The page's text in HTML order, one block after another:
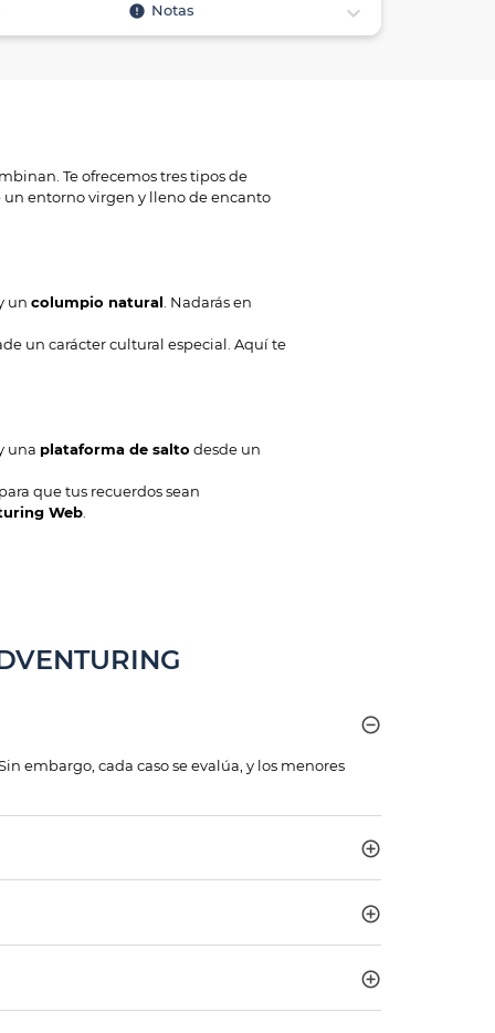
error Notas expand_more
Te ofrecemos tres tipos de
un entorno virgen y lleno de encanto
un columpio natural . Nadarás en
un carácter cultural especial. Aquí te
una plataforma de salto desde un
que tus recuerdos sean
Web
embargo, cada caso se evalúa, y los menores